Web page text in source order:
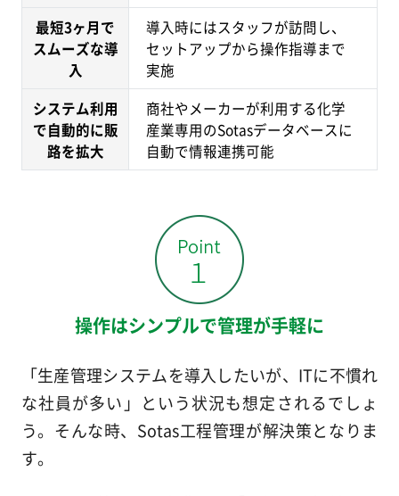
最短3ヶ月で
スムーズな導
入
導入時にはスタッフが訪問し、
セットアップから操作指導まで
実施
システム利用
で自動的に販
路を拡大
商社やメーカーが利用する化学
産業専用のSotasデータベースに
自動で情報連携可能
操作はシンプルで管理が手軽に
「生産管理システムを導入したいが、ITに不慣れ
な社員が多い」という状況も想定されるでしょ
う。そんな時、Sotas工程管理が解決策となりま
す。